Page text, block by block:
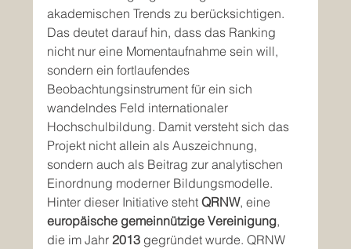
akademischen Trends zu berücksichtigen.
Das deutet darauf hin, dass das Ranking
nicht nur eine Momentaufnahme sein will,
sondern ein fortlaufendes
Beobachtungsinstrument für ein sich
wandelndes Feld internationaler
Hochschulbildung. Damit versteht sich das
Projekt nicht allein als Auszeichnung,
sondern auch als Beitrag zur analytischen
Einordnung moderner Bildungsmodelle.
Hinter dieser Initiative steht QRNW, eine
europäische gemeinnützige Vereinigung,
die im Jahr 2013 gegründet wurde. QRNW